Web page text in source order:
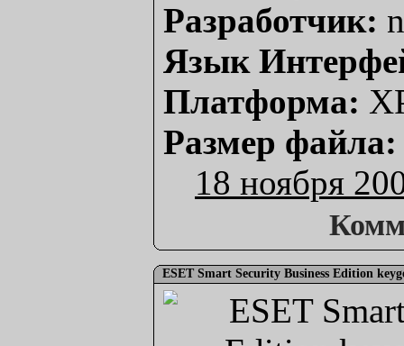
Разработчик:
Язык
Платформа:
Размер файла:
18 ноября
ESET Smart Security Business Edition